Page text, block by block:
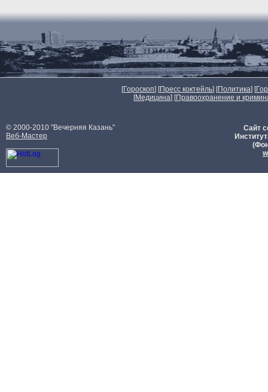
[Гороскоп] [Пресс коктейль] [Политика] [
[Медицина] [Правоохранение и
© 2000-2010 "Вечерняя Казань"
Веб-Мастер
Сайт